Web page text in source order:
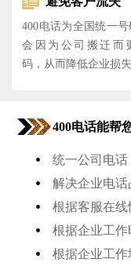
400电话为全国统一号
会因为公司搬迁而
码，从而降低企业损失
400电话能帮
• 统一公司电
• 解决企业电话
• 根据客服在
• 根据企业工
• 根据企业工